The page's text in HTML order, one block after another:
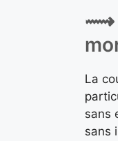
La
sans
sans